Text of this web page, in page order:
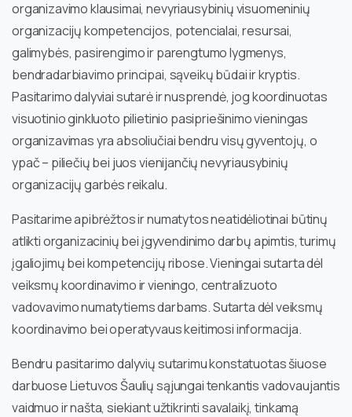
organizavimo klausimai, nevyriausybinių visuomeninių
organizacijų kompetencijos, potencialai, resursai,
galimybės, pasirengimo ir parengtumo lygmenys,
bendradarbiavimo principai, sąveikų būdai ir kryptis.
Pasitarimo dalyviai sutarė ir nusprendė, jog koordinuotas
visuotinio ginkluoto pilietinio pasipriešinimo vieningas
organizavimas yra absoliučiai bendru visų gyventojų, o
ypač – piliečių bei juos vienijančių nevyriausybinių
organizacijų garbės reikalu.
Pasitarime apibrėžtos ir numatytos neatidėliotinai būtinų
atlikti organizacinių bei įgyvendinimo darbų apimtis, turimų
įgaliojimų bei kompetencijų ribose. Vieningai sutarta dėl
veiksmų koordinavimo ir vieningo, centralizuoto
vadovavimo numatytiems darbams. Sutarta dėl veiksmų
koordinavimo bei operatyvaus keitimosi informacija.
Bendru pasitarimo dalyvių sutarimu konstatuotas šiuose
darbuose Lietuvos Šaulių sąjungai tenkantis vadovaujantis
vaidmuo ir našta, siekiant užtikrinti savalaikį, tinkamą